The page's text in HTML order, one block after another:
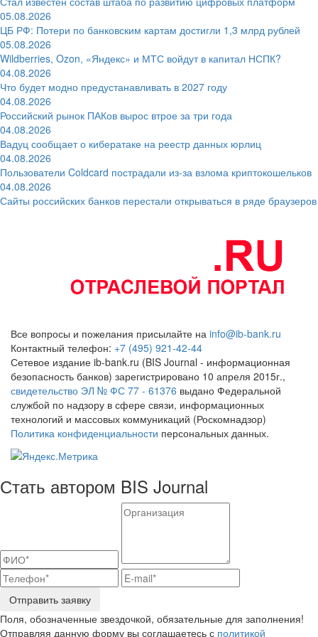
05.08.2026
ЦБ РФ: Потери по банковским картам достигли 1,3 млрд рублей
05.08.2026
Wildberries, Ozon, «Яндекс» и МТС войдут в капитал НСПК?
04.08.2026
Что будет модно предустанавливать в 2027 году
04.08.2026
Российский рынок ПАКов вырос втрое за три года
04.08.2026
Вадуц сообщает о кибератаке на реестр данных юрлиц
04.08.2026
Пользователи Coldcard пострадали из-за взлома криптокошельков
04.08.2026
Сайты российских банков перестали открываться в ряде браузеров
Все вопросы и пожелания присылайте на info@ib-bank.ru
Контактный телефон: +7 (495) 921-42-44
Сетевое издание ib-bank.ru (BIS Journal - информационная
безопасность банков) зарегистрировано 10 апреля 2015г.,
свидетельство ЭЛ № ФС 77 - 61376 выдано Федеральной
службой по надзору в сфере связи, информационных
технологий и массовых коммуникаций (Роскомнадзор)
Политика конфиденциальности персональных данных.
Стать автором BIS Journal
Отправить заявку
Поля, обозначенные звездочкой, обязательные для заполнения!
Отправляя данную форму вы соглашаетесь с политикой